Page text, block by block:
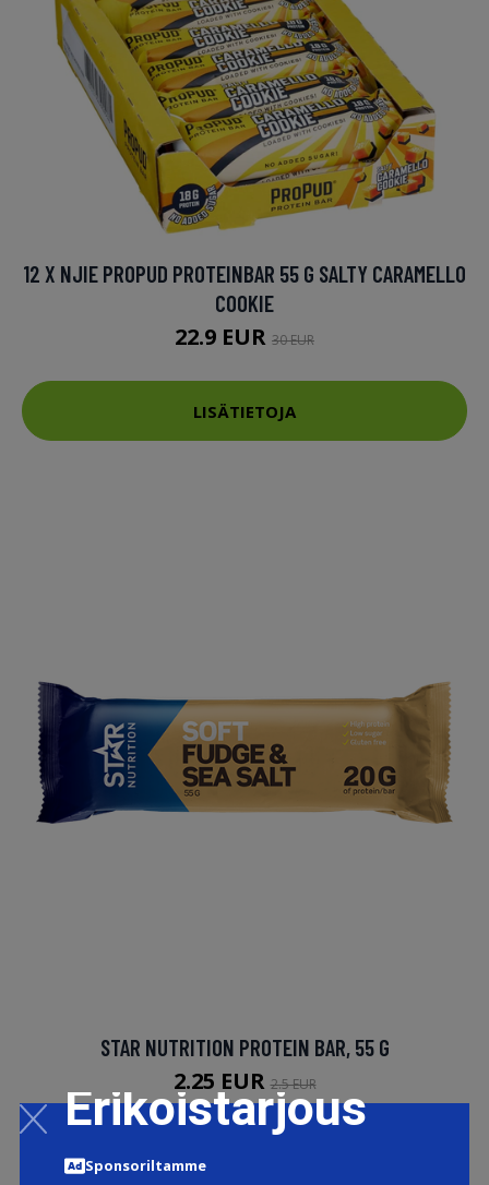
12 X NJIE PROPUD PROTEINBAR 55 G SALTY CARAMELLO
COOKIE
22.9 EUR 30 EUR
LISÄTIETOJA
STAR NUTRITION PROTEIN BAR, 55 G
2.25 EUR2.5 EUR
Erikoistarjous
Sponsoriltamme